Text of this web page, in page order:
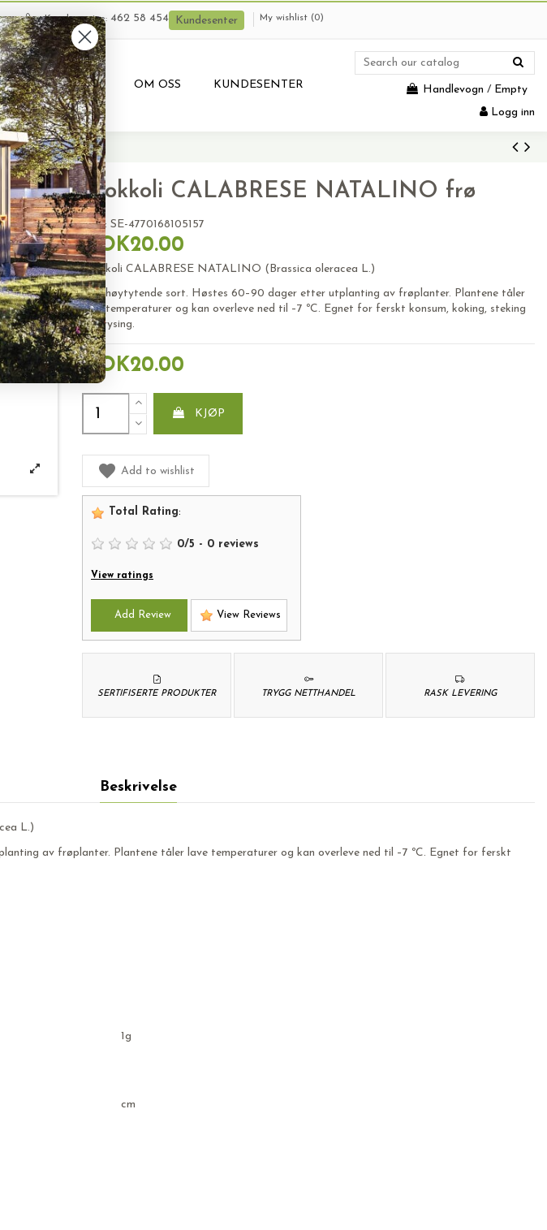
Kundeservice: 462 58 454 Kundesenter My wishlist (0)
PRODUKTUTLEIE OM OSS KUNDESENTER Handlevogn / Empty
Logg inn
Brokkoli CALABRESE NATALINO frø
SKU: SE-4770168105157
NOK20.00
Brokkoli CALABRESE NATALINO (Brassica oleracea L.)
Sen, høytytende sort. Høstes 60–90 dager etter utplanting av frøplanter. Plantene tåler
lave temperaturer og kan overleve ned til –7 ºC. Egnet for ferskt konsum, koking, steking
og frysing.
NOK20.00
KJØP
Add to wishlist
Total Rating:
0/5 - 0 reviews
View ratings
Add Review View Reviews
RASK LEVERING
TRYGG NETTHANDEL
SERTIFISERTE PRODUKTER
Beskrivelse
L.)
av frøplanter. Plantene tåler lave temperaturer og kan overleve ned til –7 ºC. Egnet for ferskt
1g
cm